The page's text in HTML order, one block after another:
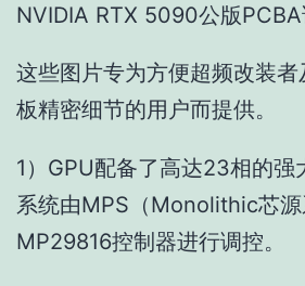
NVIDIA RTX 5090公版
这些图片专为方便超频改装
板精密细节的用户而提供。
1）GPU配备了高达23相的强
系统由MPS（Monolithic芯
MP29816控制器进行调控。